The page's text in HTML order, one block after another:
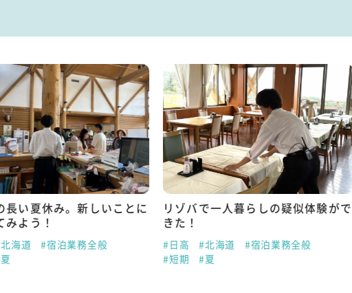
長い夏休み。新しいことに
みよう！
海道
#宿泊業務全般
リゾバで一人暮らしの疑似体験がで
きた！
#日高 #北海道
#宿泊業務全般
#短期
#夏